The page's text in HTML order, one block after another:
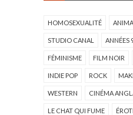
HOMOSEXUALITÉ
STUDIO CANAL ANNÉES
FÉMINISME FILM NOIR
INDIE POP ROCK
WESTERN CINÉMA
LE CHAT QUI FUME